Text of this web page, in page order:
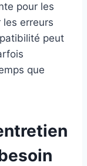
pour les
erreurs
peut
que